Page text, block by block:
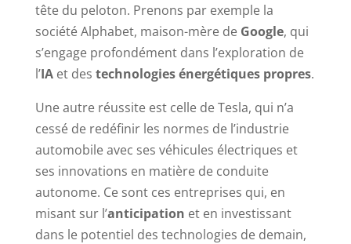
tête du peloton. Prenons par exemple la
société Alphabet, maison-mère de Google, qui
s’engage profondément dans l’exploration de
l’IAet des technologies énergétiques propres.
Une autre réussite est celle de Tesla, qui n’a
cessé de redéfinir les normes de l’industrie
automobile avec ses véhicules électriques et
ses innovations en matière de conduite
autonome. Ce sont ces entreprises qui, en
misant sur l’anticipation et en investissant
dans le potentiel des technologies de demain,